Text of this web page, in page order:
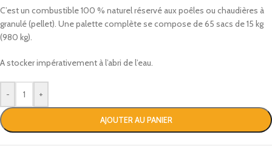
C’est un combustible 100 % naturel réservé aux poêles ou chaudières à
granulé (pellet). Une palette complète se compose de 65 sacs de 15 kg
(980 kg).
A stocker impérativement à l’abri de l’eau.
- +
AJOUTER AU PANIER